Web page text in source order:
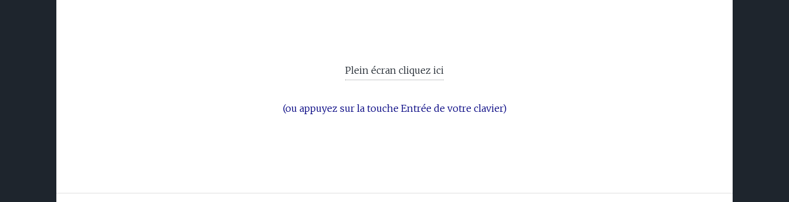
Plein écran cliquez ici
(ou appuyez sur la touche Entrée de votre clavier)